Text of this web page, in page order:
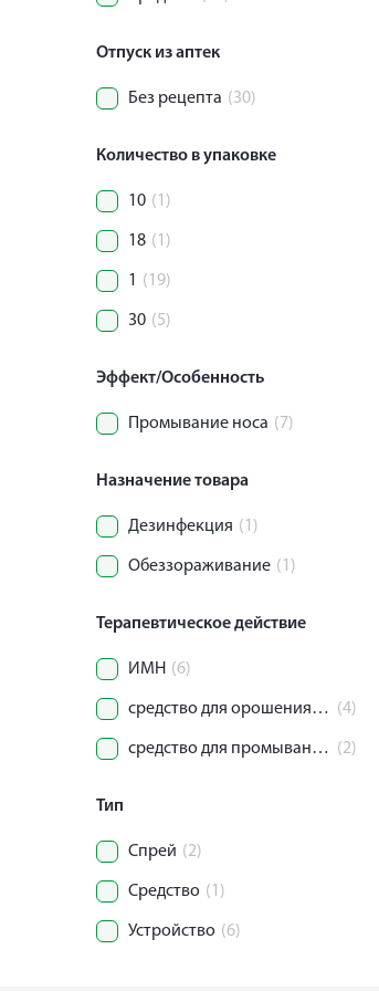
Отпуск из аптек
Без рецепта (30)
Количество в упаковке
10 (1)
18 (1)
1 (19)
30 (5)
Эффект/Особенность
Промывание носа (7)
Назначение товара
Дезинфекция (1)
Обеззораживание (1)
Терапевтическое действие
ИМН (6)
средство для орошения и промывания полости носа для детей и взрослых (4)
средство для промывания полости носа для детей (2)
Тип
Спрей (2)
Средство (1)
Устройство (6)